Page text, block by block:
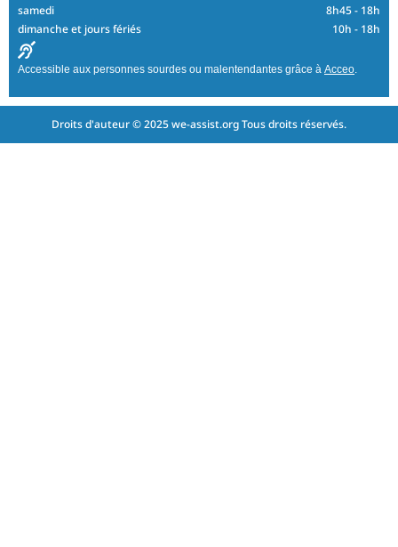
samedi
8h45 - 18h
dimanche et jours fériés
10h - 18h
Accessible aux personnes sourdes ou malentendantes grâce à Acceo.
Droits d'auteur © 2025 we-assist.org Tous droits réservés.